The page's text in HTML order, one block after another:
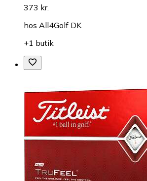
373 kr.
hos All4Golf DK
+1 butik